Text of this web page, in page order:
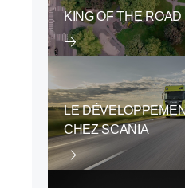
KING OF THE ROAD
LE
CHEZ SCANIA